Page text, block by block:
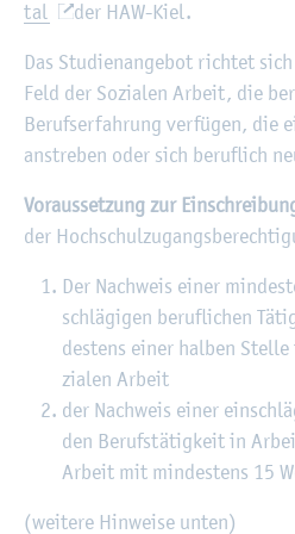
tal
der HAW-Kiel.
Das Stu­di­en­an­ge­bot rich­tet
Feld der So­zia­len Ar­beit, die
Be­rufs­er­fah­rung ver­fü­gen, die
an­stre­ben oder sich be­ruf­lich
Vor­aus­set­zung zur
der
Der Nach­weis einer
schlä­gi­gen be­ruf­li­chen
des­tens einer hal­ben
zia­len Ar­beit
der Nach­weis einer
den Be­rufs­tä­tig­keit in
Ar­beit mit min­des­tens 15
(wei­te­re Hin­wei­se unten)